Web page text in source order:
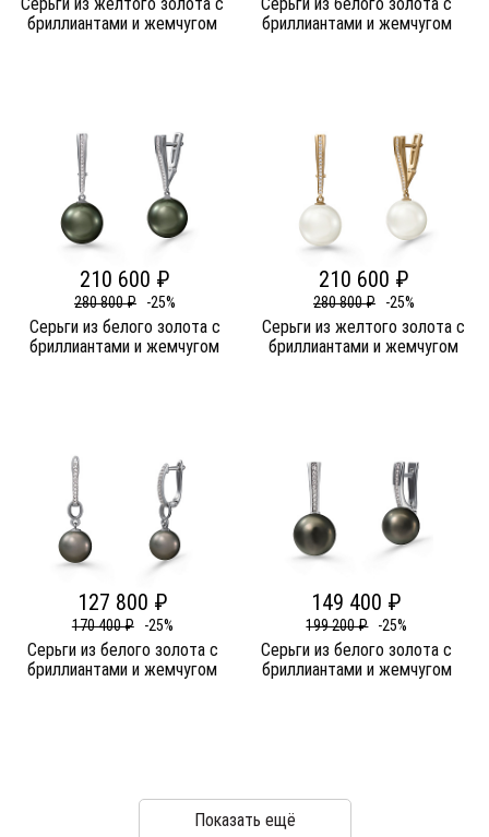
бриллиантами и жемчугом
бриллиантами и жемчугом
210 600 ₽
280 800 ₽ -25%
Серьги из белого золота c
бриллиантами и жемчугом
210 600 ₽
280 800 ₽ -25%
Серьги из желтого золота c
бриллиантами и жемчугом
127 800 ₽
170 400 ₽ -25%
Серьги из белого золота c
бриллиантами и жемчугом
149 400 ₽
199 200 ₽ -25%
Серьги из белого золота c
бриллиантами и жемчугом
Показать ещё